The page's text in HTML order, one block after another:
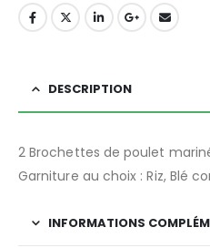
DESCRIPTION
2 Brochettes de poulet
Garniture au choix : Riz, Blé
INFORMATIONS